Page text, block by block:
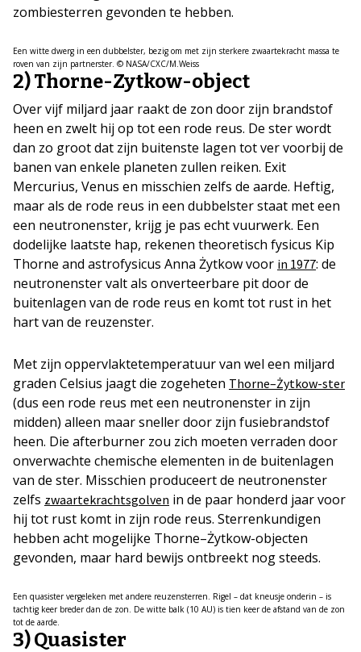
zombiesterren gevonden te hebben.
Een witte dwerg in een dubbelster, bezig om met zijn sterkere zwaartekracht massa te
roven van zijn partnerster. © NASA/CXC/M.Weiss
2) Thorne-Zytkow-object
Over vijf miljard jaar raakt de zon door zijn brandstof
heen en zwelt hij op tot een rode reus. De ster wordt
dan zo groot dat zijn buitenste lagen tot ver voorbij de
banen van enkele planeten zullen reiken. Exit
Mercurius, Venus en misschien zelfs de aarde. Heftig,
maar als de rode reus in een dubbelster staat met een
een neutronenster, krijg je pas echt vuurwerk. Een
dodelijke laatste hap, rekenen theoretisch fysicus Kip
Thorne and astrofysicus Anna Żytkow voor in 1977: de
neutronenster valt als onverteerbare pit door de
buitenlagen van de rode reus en komt tot rust in het
hart van de reuzenster.
Met zijn oppervlaktetemperatuur van wel een miljard
graden Celsius jaagt die zogeheten Thorne–Żytkow-ster
(dus een rode reus met een neutronenster in zijn
midden) alleen maar sneller door zijn fusiebrandstof
heen. Die afterburner zou zich moeten verraden door
onverwachte chemische elementen in de buitenlagen
van de ster. Misschien produceert de neutronenster
zelfs zwaartekrachtsgolven in de paar honderd jaar voor
hij tot rust komt in zijn rode reus. Sterrenkundigen
hebben acht mogelijke Thorne–Żytkow-objecten
gevonden, maar hard bewijs ontbreekt nog steeds.
Een quasister vergeleken met andere reuzensterren. Rigel – dat kneusje onderin – is
tachtig keer breder dan de zon. De witte balk (10 AU) is tien keer de afstand van de zon
tot de aarde.
3) Quasister